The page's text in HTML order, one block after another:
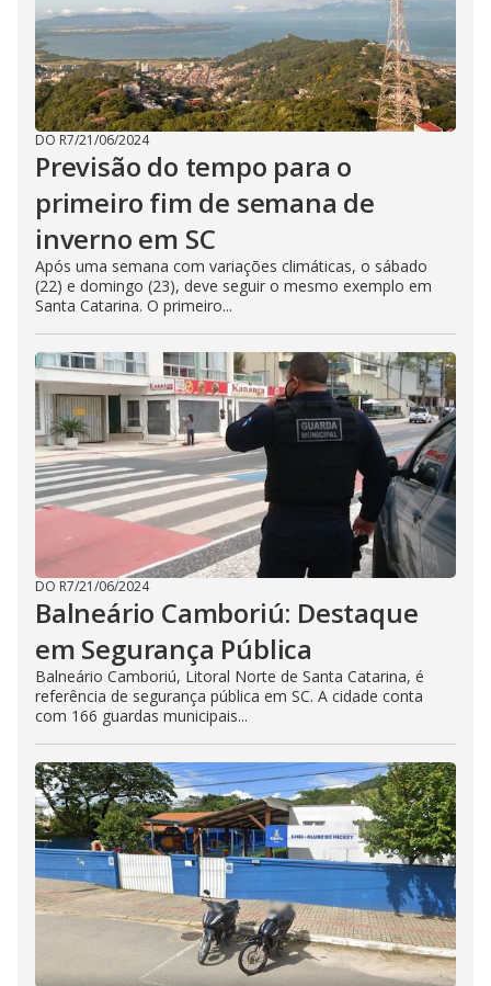
DO R7/21/06/2024
Previsão do tempo para o
primeiro fim de semana de
inverno em SC
Após uma semana com variações climáticas, o sábado
(22) e domingo (23), deve seguir o mesmo exemplo em
Santa Catarina. O primeiro...
DO R7/21/06/2024
Balneário Camboriú: Destaque
em Segurança Pública
Balneário Camboriú, Litoral Norte de Santa Catarina, é
referência de segurança pública em SC. A cidade conta
com 166 guardas municipais...